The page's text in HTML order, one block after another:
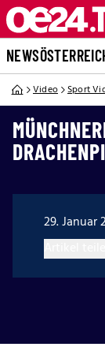
NEWS
Video Sport
29. Januar